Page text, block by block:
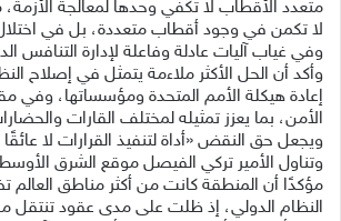
متعدد الأقطاب لا تكفي وحدها لمعالجة
لا تكمن في وجود أقطاب متعددة، بل في اختلال
وفي غياب آليات عادلة وفاعلة لإدارة التنافس
وأكد أن الحل الأكثر ملاءمة يتمثل في إصلاح
إعادة هيكلة الأمم المتحدة ومؤسساتها، وفي
الأمن، بما يعزز تمثيله لمختلف القارات
ويجعل حق النقض «أداة لتنفيذ القرارات لا عائقًا
وتناول الأمير تركي الفيصل موقع الشرق
مؤكدًا أن المنطقة كانت من أكثر مناطق العالم
النظام الدولي، إذ ظلت على مدى عقود تنتقل